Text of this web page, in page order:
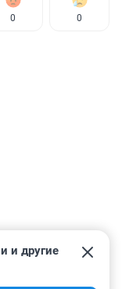
0 0
и другие